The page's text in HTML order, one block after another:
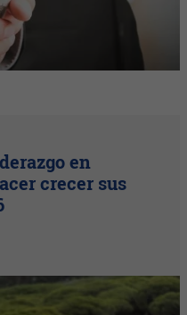
en
crecer sus